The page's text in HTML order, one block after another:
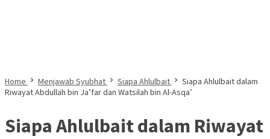
Home Menjawab Syubhat Siapa Ahlulbait
Siapa Ahlulbait dalam
Riwayat Abdullah bin Ja’far dan Watsilah bin Al-Asqa’
Siapa Ahlulbait dalam Riwayat